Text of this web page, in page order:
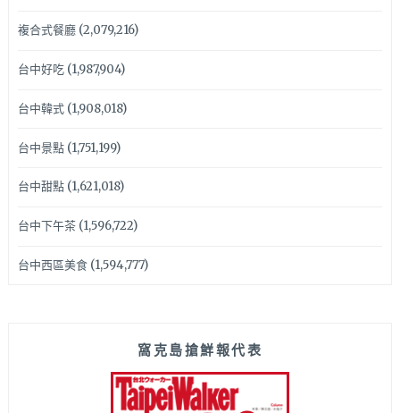
複合式餐廳(2,079,216)
台中好吃(1,987,904)
台中韓式(1,908,018)
台中景點(1,751,199)
台中甜點(1,621,018)
台中下午茶(1,596,722)
台中西區美食(1,594,777)
窩克島搶鮮報代表